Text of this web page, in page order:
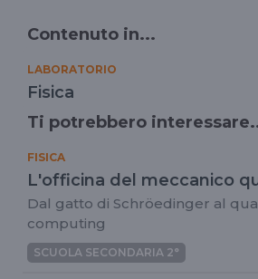
Contenuto in...
LABORATORIO
Fisica
Ti potrebbero
FISICA
L'officina del meccanico
Dal gatto di Schröedinger al
computing
SCUOLA SECONDARIA 2°